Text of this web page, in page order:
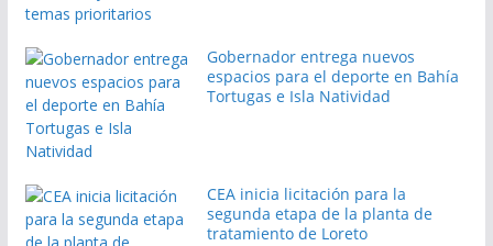
Gobernador entrega nuevos
espacios para el deporte en Bahía
Tortugas e Isla Natividad
CEA inicia licitación para la
segunda etapa de la planta de
tratamiento de Loreto